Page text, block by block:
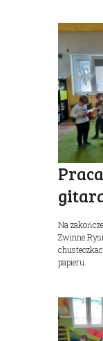
Na
Zwinne
papieru.